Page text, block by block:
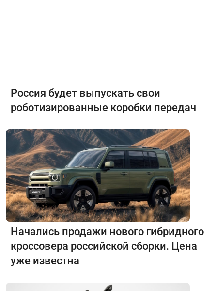
Россия будет выпускать свои
роботизированные коробки передач
Начались продажи нового гибридного
кроссовера российской сборки. Цена
уже известна